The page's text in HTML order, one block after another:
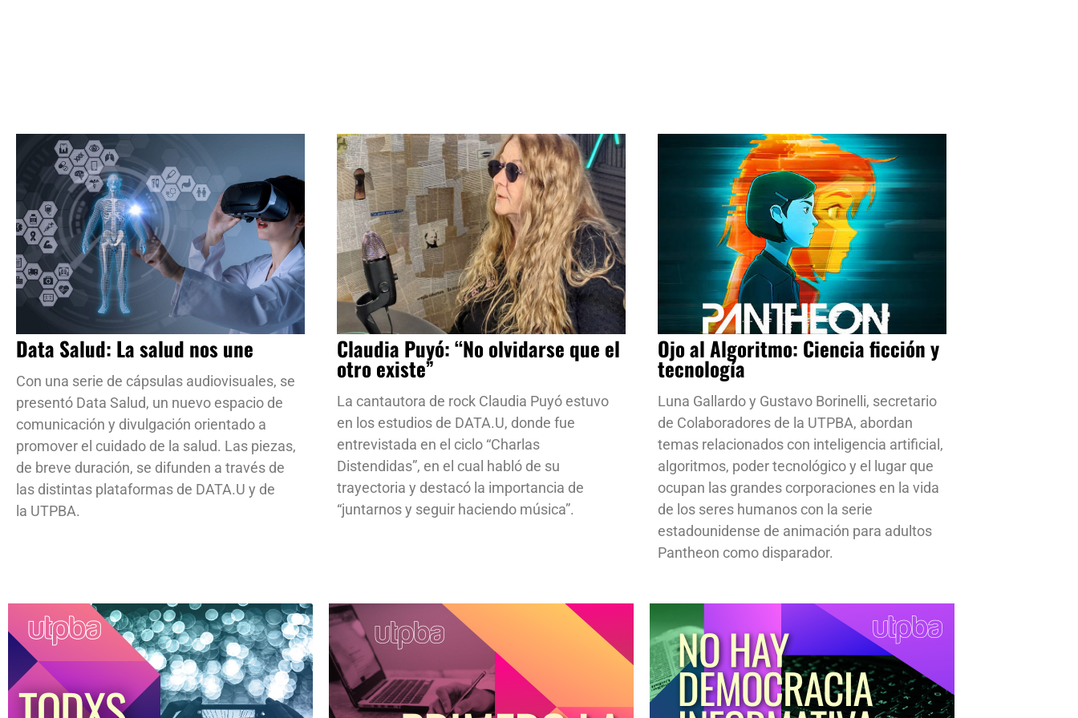
Data Salud: La salud nos une
Con una serie de cápsulas audiovisuales, se
presentó Data Salud, un nuevo espacio de
comunicación y divulgación orientado a
promover el cuidado de la salud. Las piezas,
de breve duración, se difunden a través de
las distintas plataformas de DATA.U y de
la UTPBA.
Claudia Puyó: “No olvidarse que el
otro existe”
La cantautora de rock Claudia Puyó estuvo
en los estudios de DATA.U, donde fue
entrevistada en el ciclo “Charlas
Distendidas”, en el cual habló de su
trayectoria y destacó la importancia de
“juntarnos y seguir haciendo música”.
Ojo al Algoritmo: Ciencia ficción y
tecnología
Luna Gallardo y Gustavo Borinelli, secretario
de Colaboradores de la UTPBA, abordan
temas relacionados con inteligencia artificial,
algoritmos, poder tecnológico y el lugar que
ocupan las grandes corporaciones en la vida
de los seres humanos con la serie
estadounidense de animación para adultos
Pantheon como disparador.